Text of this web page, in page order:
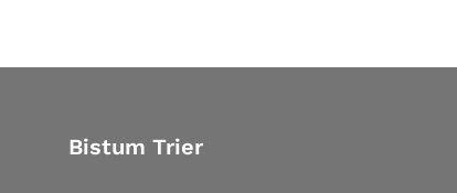
Bistum Trier